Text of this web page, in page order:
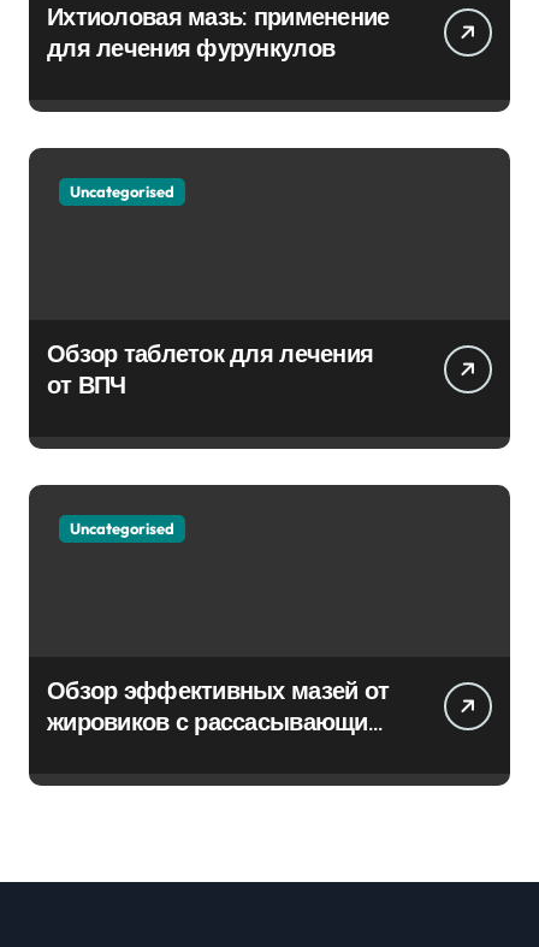
Ихтиоловая мазь: применение
для лечения фурункулов
Uncategorised
Обзор таблеток для лечения
от ВПЧ
Uncategorised
Обзор эффективных мазей от
жировиков с рассасывающим